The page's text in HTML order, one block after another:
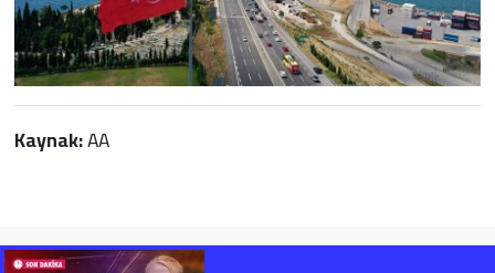
Kaynak:AA